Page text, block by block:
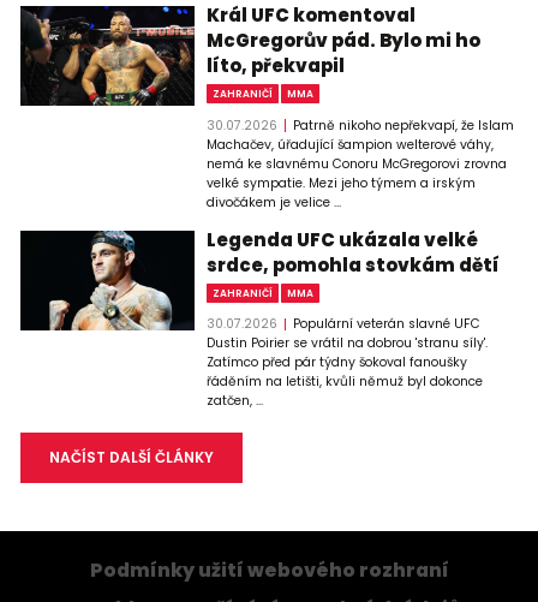
Král UFC komentoval
McGregorův pád. Bylo mi ho
líto, překvapil
ZAHRANIČÍ MMA
30.07.2026
Patrně nikoho nepřekvapí, že Islam
Machačev, úřadující šampion welterové váhy,
nemá ke slavnému Conoru McGregorovi zrovna
velké sympatie. Mezi jeho týmem a irským
divočákem je velice ...
Legenda UFC ukázala velké
srdce, pomohla stovkám dětí
ZAHRANIČÍ MMA
30.07.2026
Populární veterán slavné UFC
Dustin Poirier se vrátil na dobrou 'stranu síly'.
Zatímco před pár týdny šokoval fanoušky
řáděním na letišti, kvůli němuž byl dokonce
zatčen, ...
NAČÍST DALŠÍ ČLÁNKY
Podmínky užití webového rozhraní